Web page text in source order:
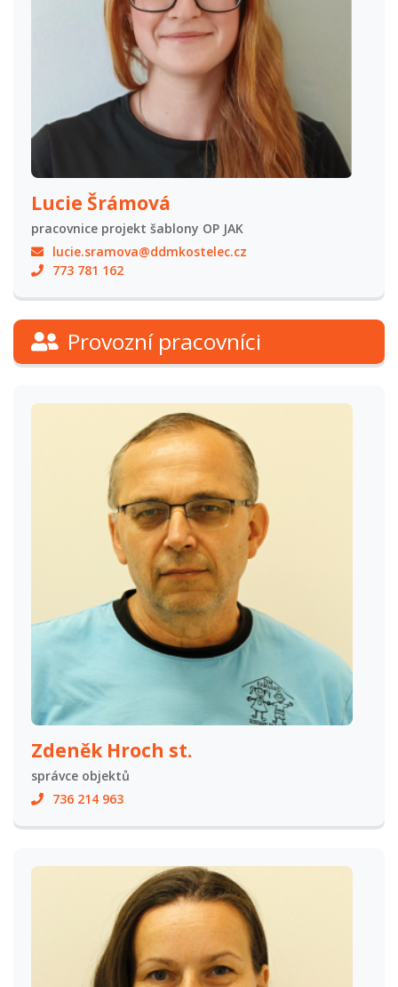
Lucie Šrámová
pracovnice projekt šablony OP JAK
lucie.sramova@ddmkostelec.cz
773 781 162
Provozní pracovníci
Zdeněk Hroch st.
správce objektů
736 214 963